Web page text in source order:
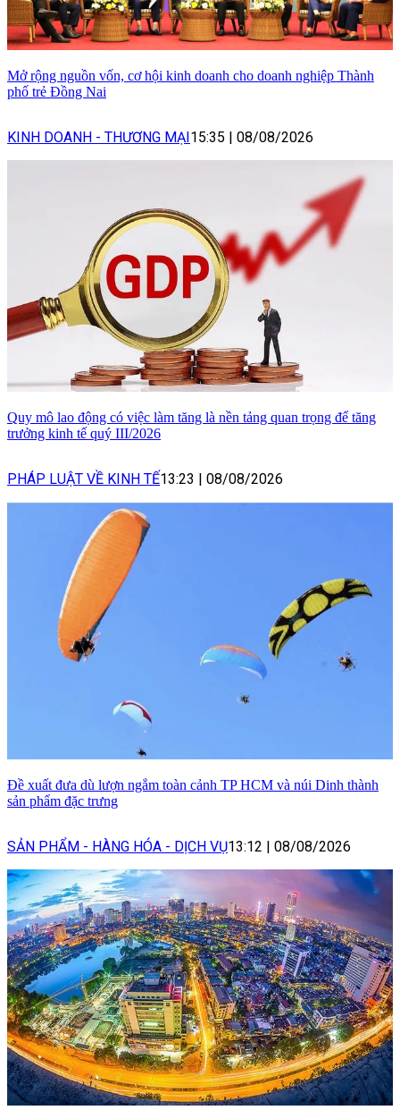
Mở rộng nguồn vốn, cơ hội kinh doanh cho doanh nghiệp Thành
phố trẻ Đồng Nai
KINH DOANH - THƯƠNG MẠI 15:35 08/08/2026
Quy mô lao động có việc làm tăng là nền tảng quan trọng để tăng
trưởng kinh tế quý III/2026
PHÁP LUẬT VỀ KINH TẾ13:23 08/08/2026
Đề xuất đưa dù lượn ngắm toàn cảnh TP HCM và núi Dinh thành
sản phẩm đặc trưng
SẢN PHẨM - HÀNG HÓA - DỊCH VỤ13:12 08/08/2026